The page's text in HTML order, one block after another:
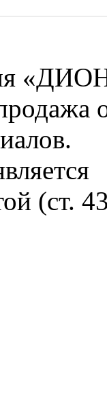
(ст.